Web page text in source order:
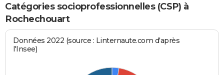
Catégories socioprofessionnelles (CSP) à
Rochechouart
Données 2022 (source : Linternaute.com d'après
l'Insee)